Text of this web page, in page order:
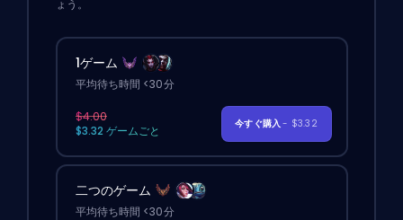
ょう。
1ゲーム
平均待ち時間 <30分
$4.00
$3.32 ゲームごと
今すぐ購入- $3.32
二つのゲーム
平均待ち時間 <30分